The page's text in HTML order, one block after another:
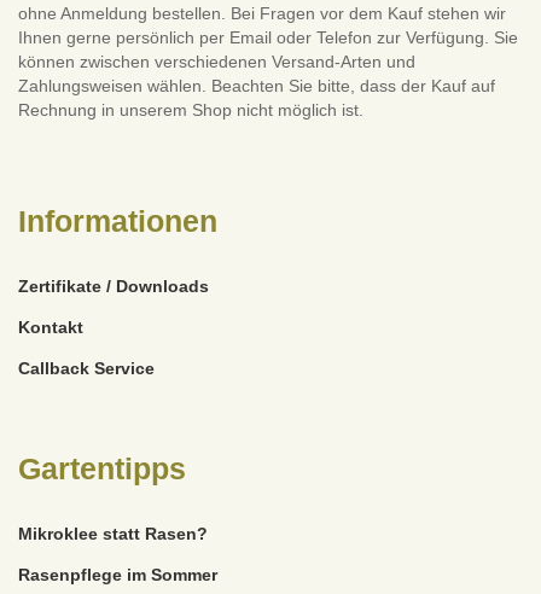
ohne Anmeldung bestellen. Bei Fragen vor dem Kauf stehen wir
Ihnen gerne persönlich per Email oder Telefon zur Verfügung. Sie
können zwischen verschiedenen Versand-Arten und
Zahlungsweisen wählen. Beachten Sie bitte, dass der Kauf auf
Rechnung in unserem Shop nicht möglich ist.
Informationen
Zertifikate / Downloads
Kontakt
Callback Service
Gartentipps
Mikroklee statt Rasen?
Rasenpflege im Sommer